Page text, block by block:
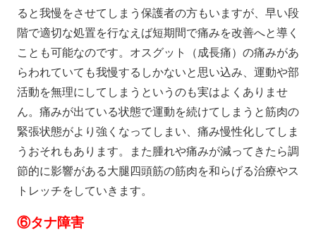
ると我慢をさせてしまう保護者の方もいますが、早い段
階で適切な処置を行なえば短期間で痛みを改善へと導く
ことも可能なのです。オスグット（成長痛）の痛みがあ
らわれていても我慢するしかないと思い込み、運動や部
活動を無理にしてしまうというのも実はよくありませ
ん。痛みが出ている状態で運動を続けてしまうと筋肉の
緊張状態がより強くなってしまい、痛み慢性化してしま
うおそれもあります。また腫れや痛みが減ってきたら調
節的に影響がある大腿四頭筋の筋肉を和らげる治療やス
トレッチをしていきます。
⑥タナ障害